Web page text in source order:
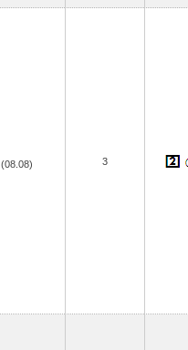
(08.08) 3